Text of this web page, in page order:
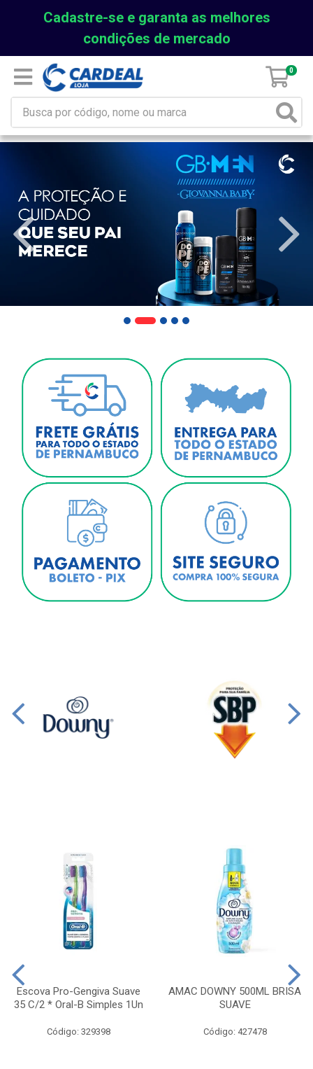
Cadastre-se e garanta as melhores
condições de mercado
0
Escova Pro-Gengiva Suave
35 C/2 * Oral-B Simples 1Un
Código: 329398
AMAC DOWNY 500ML BRISA
SUAVE
Código: 427478